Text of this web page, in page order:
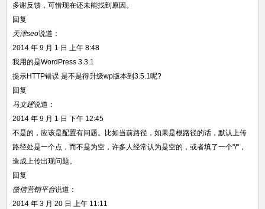
多谢反馈，可惜现在还未能找到原因。
回复
天津seo说道：
2014 年 9 月 1 日 上午 8:48
我用的是WordPress 3.3.1
提示HTTP错误 是不是得升级wp版本到3.5.1呢?
回复
马文建说道：
2014 年 9 月 1 日 下午 12:45
不是的，应该是配置有问题。比如当前路径，如果是根路径的话，默认上传
路径处是一个点，而不是为空，许多人经常认为是空的，或者填了一个"/"，
造成上传出现问题。
回复
微信营销平台说道：
2014 年 3 月 20 日 上午 11:11